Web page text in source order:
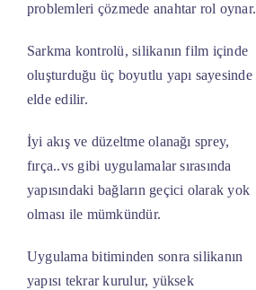
problemleri çözmede anahtar rol oynar.
Sarkma kontrolü, silikanın film içinde
oluşturduğu üç boyutlu yapı sayesinde
elde edilir.
İyi akış ve düzeltme olanağı sprey,
fırça..vs gibi uygulamalar sırasında
yapısındaki bağların geçici olarak yok
olması ile mümkündür.
Uygulama bitiminden sonra silikanın
yapısı tekrar kurulur, yüksek